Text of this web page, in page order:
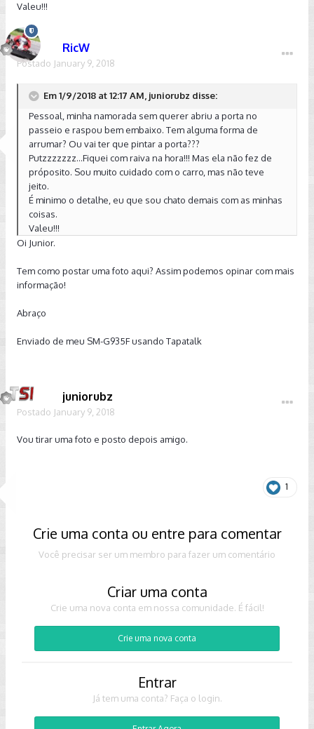
Valeu!!!
RicW
Postado January 9, 2018
Em 1/9/2018 at 12:17 AM, juniorubz disse:
Pessoal, minha namorada sem querer abriu a porta no
passeio e raspou bem embaixo. Tem alguma forma de
arrumar? Ou vai ter que pintar a porta???
Putzzzzzzz...Fiquei com raiva na hora!!! Mas ela não fez de
próposito. Sou muito cuidado com o carro, mas não teve
jeito.
É minimo o detalhe, eu que sou chato demais com as minhas
coisas.
Valeu!!!
Oi Junior.
Tem como postar uma foto aqui? Assim podemos opinar com mais
informação!
Abraço
Enviado de meu SM-G935F usando Tapatalk
juniorubz
Postado January 9, 2018
Vou tirar uma foto e posto depois amigo.
1
Crie uma conta ou entre para comentar
Você precisar ser um membro para fazer um comentário
Criar uma conta
Crie uma nova conta em nossa comunidade. É fácil!
Crie uma nova conta
Entrar
Já tem uma conta? Faça o login.